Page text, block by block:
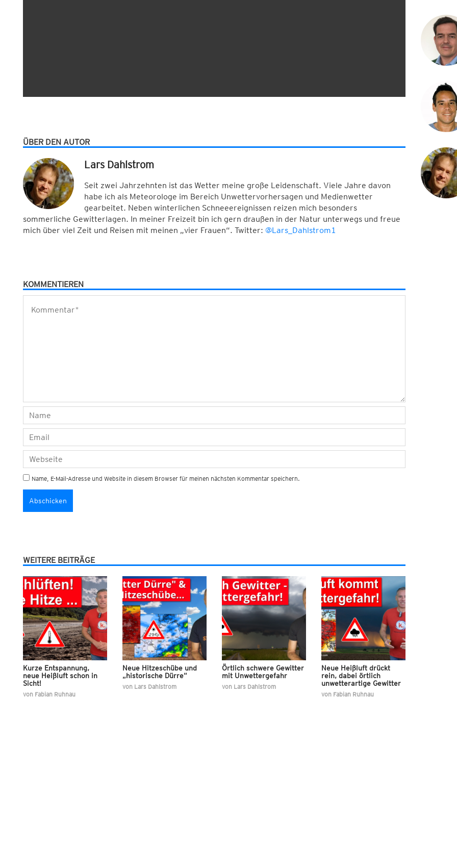
ÜBER DEN AUTOR
Lars Dahlstrom
Seit zwei Jahrzehnten ist das Wetter meine große Leidenschaft. Viele Jahre davon
habe ich als Meteorologe im Bereich Unwettervorhersagen und Medienwetter
gearbeitet. Neben winterlichen Schneeereignissen reizen mich besonders
sommerliche Gewitterlagen. In meiner Freizeit bin ich gern draußen in der Natur unterwegs und freue
mich über viel Zeit und Reisen mit meinen „vier Frauen“. Twitter: @Lars_Dahlstrom1
KOMMENTIEREN
Name, E-Mail-Adresse und Website in diesem Browser für meinen nächsten Kommentar speichern.
WEITERE BEITRÄGE
Kurze Entspannung,
neue Heißluft schon in
Sicht!
von Fabian Ruhnau
Neue Hitzeschübe und
„historische Dürre“
von Lars Dahlstrom
Örtlich schwere Gewitter
mit Unwettergefahr
von Lars Dahlstrom
Neue Heißluft drückt
rein, dabei örtlich
unwetterartige Gewitter
von Fabian Ruhnau